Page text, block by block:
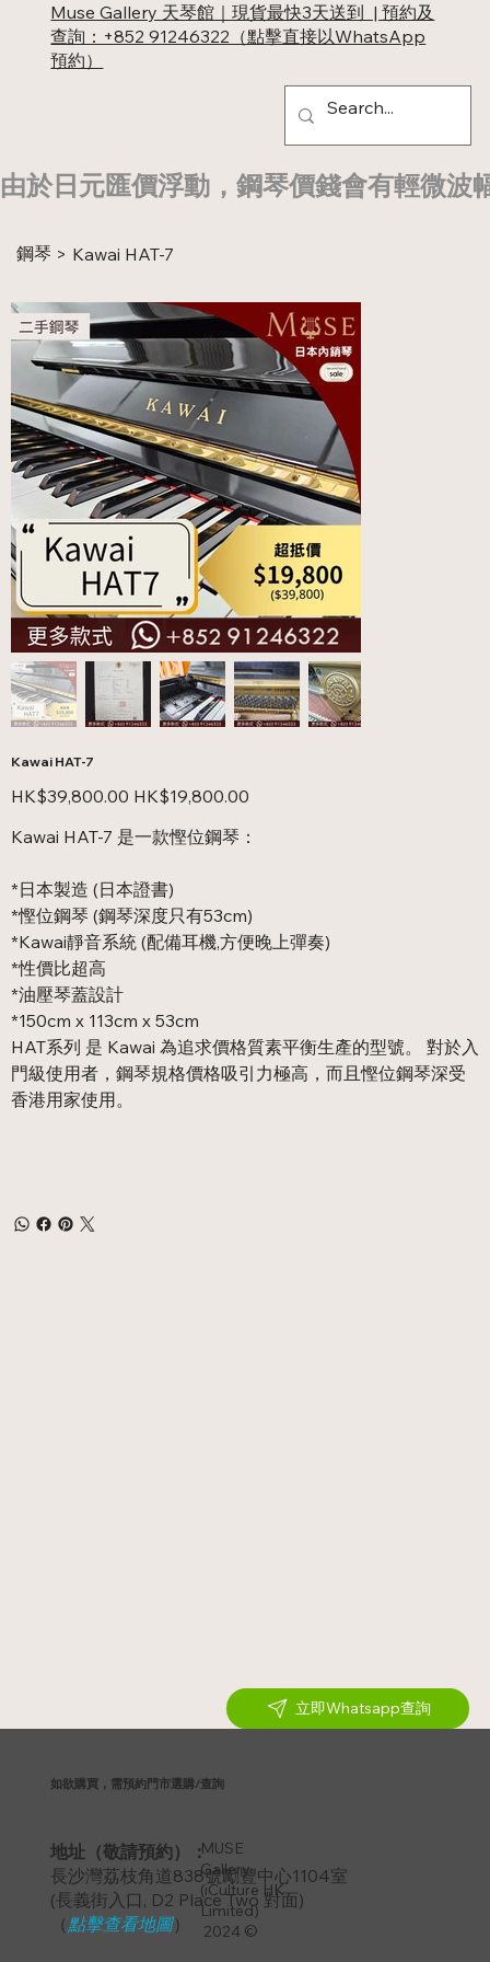
Muse Gallery 天琴館｜現貨最快3天送到 | 預約及
查詢：+852 91246322（點擊直接以WhatsApp
預約）
由於日元匯價浮動，鋼琴價錢會有輕微波
鋼琴 > Kawai HAT-7
Kawai HAT-7
原
始
格
HK$39,800.00 促
銷
格
HK$19,800.00
Kawai HAT-7 是一款慳位鋼琴：
*日本製造 (日本證書)
*慳位鋼琴 (鋼琴深度只有53cm)
*Kawai靜音系統 (配備耳機,方便晚上彈奏)
*性價比超高
*油壓琴蓋設計
*150cm x 113cm x 53cm
HAT系列 是 Kawai 為追求價格質素平衡生產的型號。 對於入
門級使用者，鋼琴規格價格吸引力極高，而且慳位鋼琴深受
香港用家使用。
立即Whatsapp查詢
MUSE
Gallery
(iCulture HK
Limited)
2024 ©
如欲購買，需預約門市選購/查詢
地址（敬請預約）：
長沙灣荔枝角道838號勵豐中心1104室
​(長義街入口, D2 Place Two 對面)
（ 點擊查看地圖）